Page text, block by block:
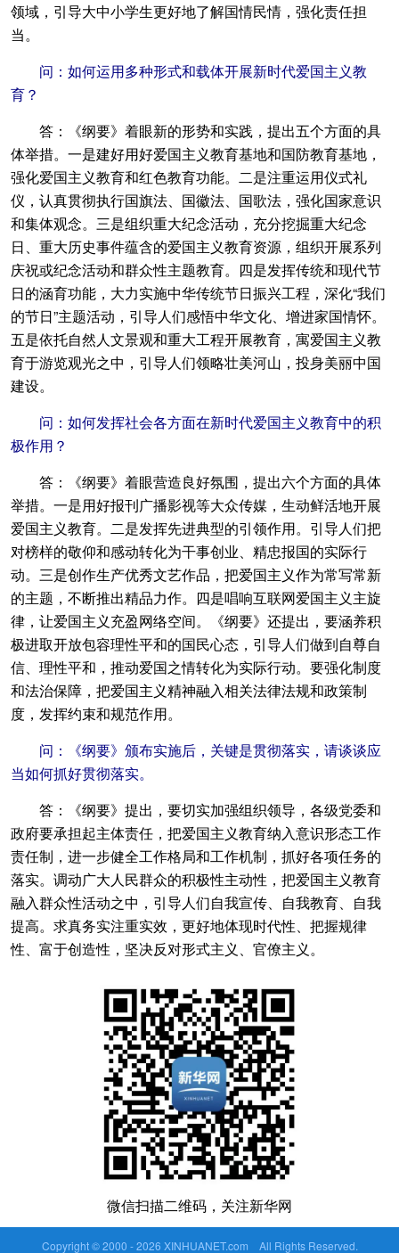
领域，引导大中小学生更好地了解国情民情，强化责任担
当。
问：如何运用多种形式和载体开展新时代爱国主义教
育？
答：《纲要》着眼新的形势和实践，提出五个方面的具
体举措。一是建好用好爱国主义教育基地和国防教育基地，
强化爱国主义教育和红色教育功能。二是注重运用仪式礼
仪，认真贯彻执行国旗法、国徽法、国歌法，强化国家意识
和集体观念。三是组织重大纪念活动，充分挖掘重大纪念
日、重大历史事件蕴含的爱国主义教育资源，组织开展系列
庆祝或纪念活动和群众性主题教育。四是发挥传统和现代节
日的涵育功能，大力实施中华传统节日振兴工程，深化“我们
的节日”主题活动，引导人们感悟中华文化、增进家国情怀。
五是依托自然人文景观和重大工程开展教育，寓爱国主义教
育于游览观光之中，引导人们领略壮美河山，投身美丽中国
建设。
问：如何发挥社会各方面在新时代爱国主义教育中的积
极作用？
答：《纲要》着眼营造良好氛围，提出六个方面的具体
举措。一是用好报刊广播影视等大众传媒，生动鲜活地开展
爱国主义教育。二是发挥先进典型的引领作用。引导人们把
对榜样的敬仰和感动转化为干事创业、精忠报国的实际行
动。三是创作生产优秀文艺作品，把爱国主义作为常写常新
的主题，不断推出精品力作。四是唱响互联网爱国主义主旋
律，让爱国主义充盈网络空间。《纲要》还提出，要涵养积
极进取开放包容理性平和的国民心态，引导人们做到自尊自
信、理性平和，推动爱国之情转化为实际行动。要强化制度
和法治保障，把爱国主义精神融入相关法律法规和政策制
度，发挥约束和规范作用。
问：《纲要》颁布实施后，关键是贯彻落实，请谈谈应
当如何抓好贯彻落实。
答：《纲要》提出，要切实加强组织领导，各级党委和
政府要承担起主体责任，把爱国主义教育纳入意识形态工作
责任制，进一步健全工作格局和工作机制，抓好各项任务的
落实。调动广大人民群众的积极性主动性，把爱国主义教育
融入群众性活动之中，引导人们自我宣传、自我教育、自我
提高。求真务实注重实效，更好地体现时代性、把握规律
性、富于创造性，坚决反对形式主义、官僚主义。
微信扫描二维码，关注新华网
Copyright © 2000 -2026 XINHUANET.com All Rights Reserved.